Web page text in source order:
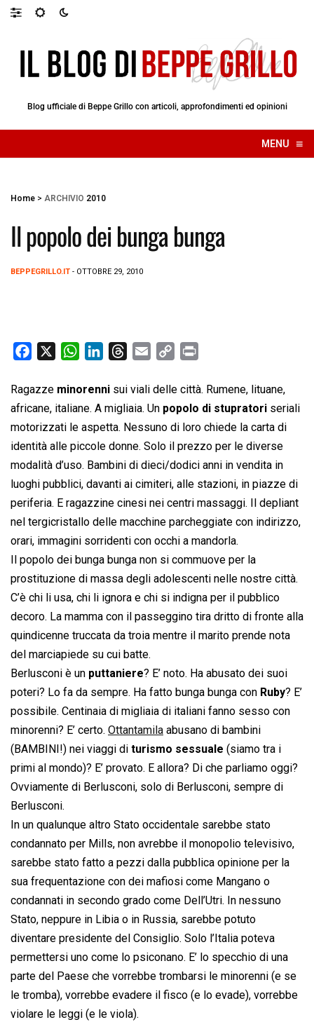
Blog ufficiale di Beppe Grillo con articoli, approfondimenti ed opinioni
MENU ≡
☰
Home > ARCHIVIO 2010
Il popolo dei bunga bunga
BEPPEGRILLO.IT - OTTOBRE 29, 2010
c
e
b
o
o
k
W
a
t
s
A
p
p
n
k
e
d
I
n
r
e
a
d
s
a
i
l
p
y
L
n
k
i
n
t
Ragazze minorenni sui viali delle città. Rumene, lituane,
africane, italiane. A migliaia. Un popolo di stupratori seriali
motorizzati le aspetta. Nessuno di loro chiede la carta di
identità alle piccole donne. Solo il prezzo per le diverse
modalità d’uso. Bambini di dieci/dodici anni in vendita in
luoghi pubblici, davanti ai cimiteri, alle stazioni, in piazze di
periferia. E ragazzine cinesi nei centri massaggi. Il depliant
nel tergicristallo delle macchine parcheggiate con indirizzo,
orari, immagini sorridenti con occhi a mandorla.
Il popolo dei bunga bunga non si commuove per la
prostituzione di massa degli adolescenti nelle nostre città.
C’è chi li usa, chi li ignora e chi si indigna per il pubblico
decoro. La mamma con il passeggino tira dritto di fronte alla
quindicenne truccata da troia mentre il marito prende nota
del marciapiede su cui batte.
Berlusconi è un puttaniere? E’ noto. Ha abusato dei suoi
poteri? Lo fa da sempre. Ha fatto bunga bunga con Ruby? E’
possibile. Centinaia di migliaia di italiani fanno sesso con
minorenni? E’ certo. Ottantamila abusano di bambini
(BAMBINI!) nei viaggi di turismo sessuale (siamo tra i
primi al mondo)? E’ provato. E allora? Di che parliamo oggi?
Ovviamente di Berlusconi, solo di Berlusconi, sempre di
Berlusconi.
In un qualunque altro Stato occidentale sarebbe stato
condannato per Mills, non avrebbe il monopolio televisivo,
sarebbe stato fatto a pezzi dalla pubblica opinione per la
sua frequentazione con dei mafiosi come Mangano o
condannati in secondo grado come Dell’Utri. In nessuno
Stato, neppure in Libia o in Russia, sarebbe potuto
diventare presidente del Consiglio. Solo l’Italia poteva
permettersi uno come lo psiconano. E’ lo specchio di una
parte del Paese che vorrebbe trombarsi le minorenni (e se
le tromba), vorrebbe evadere il fisco (e lo evade), vorrebbe
violare le leggi (e le viola).